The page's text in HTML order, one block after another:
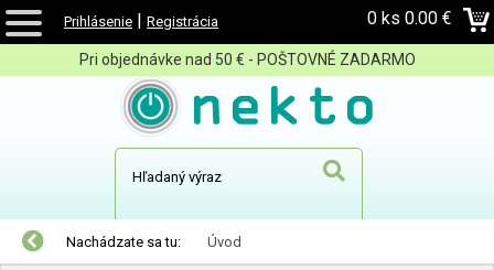
Prihlásenie | Registrácia 0 ks 0.00 €
Pri objednávke nad 50 € - POŠTOVNÉ ZADARMO
Nachádzate sa tu: Úvod